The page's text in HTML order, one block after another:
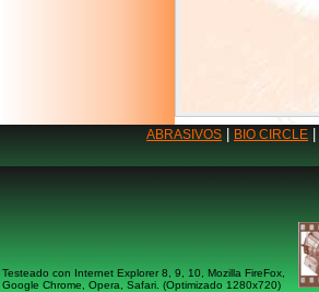
ABRASIVOS BIO CIRCLE
Testeado con Internet Explorer 8, 9, 10, Mozilla FireFox,
Google Chrome, Opera, Safari. (Optimizado 1280x720)